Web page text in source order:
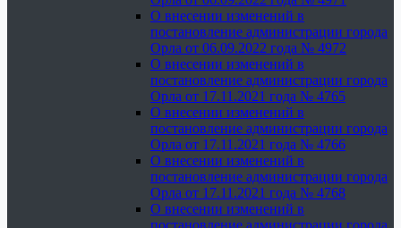
О внесении изменений в
постановление администрации города
Орла от 06.09.2022 года № 4972
О внесении изменений в
постановление администрации города
Орла от 17.11.2021 года № 4765
О внесении изменений в
постановление администрации города
Орла от 17.11.2021 года № 4766
О внесении изменений в
постановление администрации города
Орла от 17.11.2021 года № 4768
О внесении изменений в
постановление администрации города